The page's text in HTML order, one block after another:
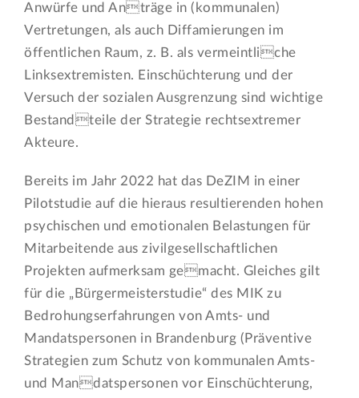
Anwürfe und Anträge in (kommunalen)
Vertretungen, als auch Diffamierungen im
öffentlichen Raum, z. B. als vermeintliche
Linksextremisten. Einschüchterung und der
Versuch der sozialen Ausgrenzung sind wichtige
Bestandteile der Strategie rechtsextremer
Akteure.
Bereits im Jahr 2022 hat das DeZIM in einer
Pilotstudie auf die hieraus resultierenden hohen
psychischen und emotionalen Belastungen für
Mitarbeitende aus zivilgesellschaftlichen
Projekten aufmerksam gemacht. Gleiches gilt
für die „Bürgermeisterstudie“ des MIK zu
Bedrohungserfahrungen von Amts- und
Mandatspersonen in Brandenburg (Präventive
Strategien zum Schutz von kommunalen Amts-
und Mandatspersonen vor Einschüchterung,